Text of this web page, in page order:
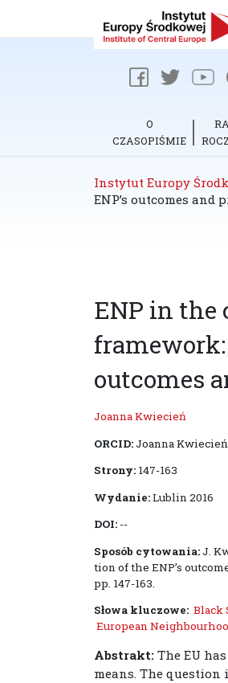
O
CZASOPIŚMIE
Instytut Europy
ENP’s outcomes and
ENP in the
outcomes
Joanna Kwiecień
ORCID:Joanna
Strony: 147-163
Wydanie:Lublin 2016
DOI: --
Sposób cytowania:J.
tion of the ENP’s
pp. 147-163.
Słowa kluczowe: Black
European
Abstrakt: The EU
means. The question